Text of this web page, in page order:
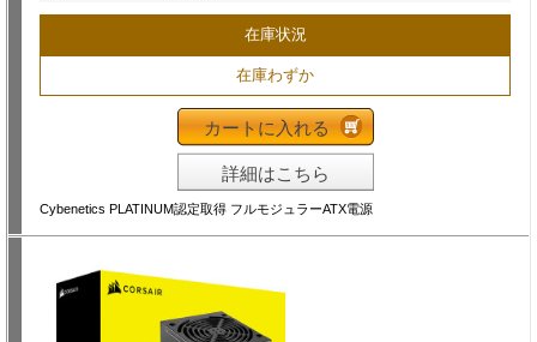
在庫状況
在庫わずか
カートに入れる
詳細はこちら
Cybenetics PLATINUM認定取得 フルモジュラーATX電源